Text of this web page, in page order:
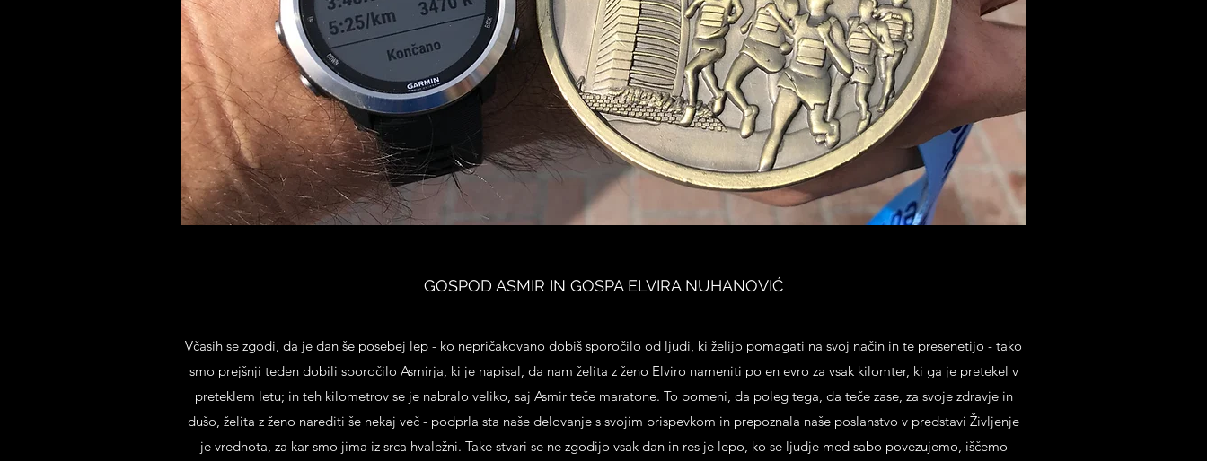
GOSPOD ASMIR IN GOSPA ELVIRA NUHANOVIĆ
Včasih se zgodi, da je dan še posebej lep - ko nepričakovano dobiš sporočilo od ljudi, ki želijo pomagati na svoj način in te presenetijo - tako
smo prejšnji teden dobili sporočilo Asmirja, ki je napisal, da nam želita z ženo Elviro nameniti po en evro za vsak kilomter, ki ga je pretekel v
preteklem letu; in teh kilometrov se je nabralo veliko, saj Asmir teče maratone. To pomeni, da poleg tega, da teče zase, za svoje zdravje in
dušo, želita z ženo narediti še nekaj več - podprla sta naše delovanje s svojim prispevkom in prepoznala naše poslanstvo v predstavi Življenje
je vrednota, za kar smo jima iz srca hvaležni. Take stvari se ne zgodijo vsak dan in res je lepo, ko se ljudje med sabo povezujemo, iščemo